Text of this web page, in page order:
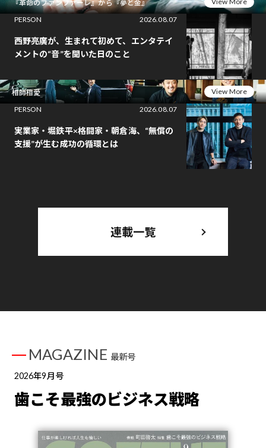
『革命のファンファーレ』から『夢と金』
PERSON
2026.08.07
西野亮廣が、生まれて初めて、エンタテイ
メントの“音”を聞いた日のこと
相師相愛
View More
PERSON
2026.08.07
実業家・堀鉄平×格闘家・朝倉海、“無償の
支援”が生む成功の循環とは
連載一覧
MAGAZINE 最新号
2026年9月号
歯こそ最強のビジネス戦略